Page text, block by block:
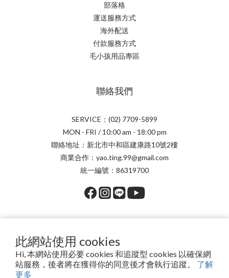
此網站使用 cookies
Hi, 本網站使用必要 cookies 和追蹤型 cookies 以確保網
站服務，後者將在獲得你的同意後才會執行追蹤。 了解
更多
部落格
運送服務方式
海外配送
付款服務方式
毛小孩用品專區
聯絡我們
SERVICE：(02) 7709-5899
MON - FRI / 10:00 am - 18:00 pm
聯絡地址：新北市中和區建康路10號2樓
商業合作：yao.ting.99@gmail.com
統一編號：86319700
提醒您，我們不會以電話或簡訊方式通知變更付款方式。
Copyright© 2026 安琪兒百貨有限公司